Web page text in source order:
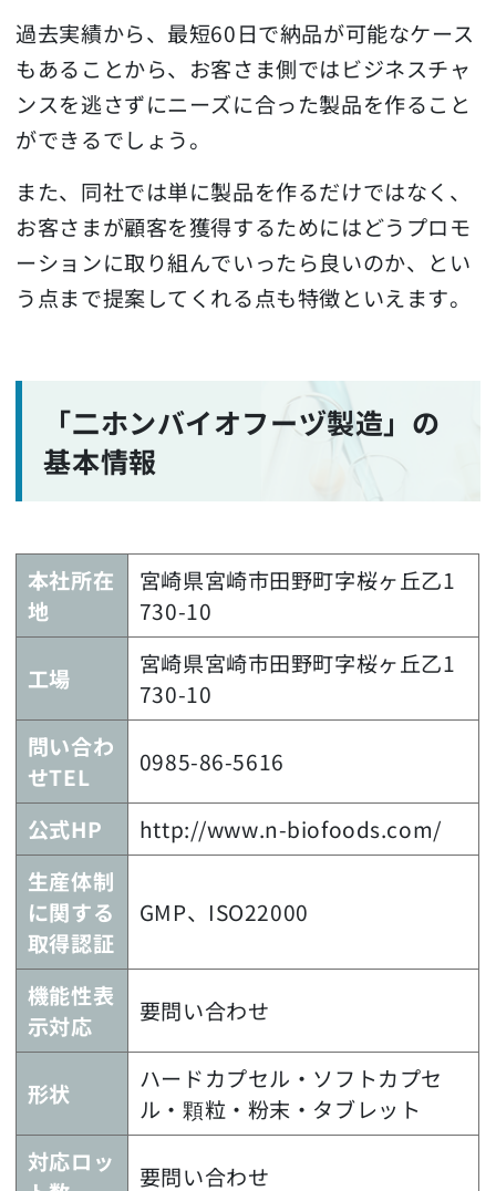
過去実績から、最短60日で納品が可能なケース
もあることから、お客さま側ではビジネスチャ
ンスを逃さずにニーズに合った製品を作ること
ができるでしょう。
また、同社では単に製品を作るだけではなく、
お客さまが顧客を獲得するためにはどうプロモ
ーションに取り組んでいったら良いのか、とい
う点まで提案してくれる点も特徴といえます。
「二ホンバイオフーヅ製造」の
基本情報
本社所在
地
宮崎県宮崎市田野町字桜ヶ丘乙1
730-10
工場
宮崎県宮崎市田野町字桜ヶ丘乙1
730-10
問い合わ
せTEL
0985-86-5616
公式HP
http://www.n-biofoods.com/
生産体制
に関する
取得認証
GMP、ISO22000
機能性表
示対応
要問い合わせ
形状
ハードカプセル・ソフトカプセ
ル・顆粒・粉末・タブレット
対応ロッ
要問い合わせ